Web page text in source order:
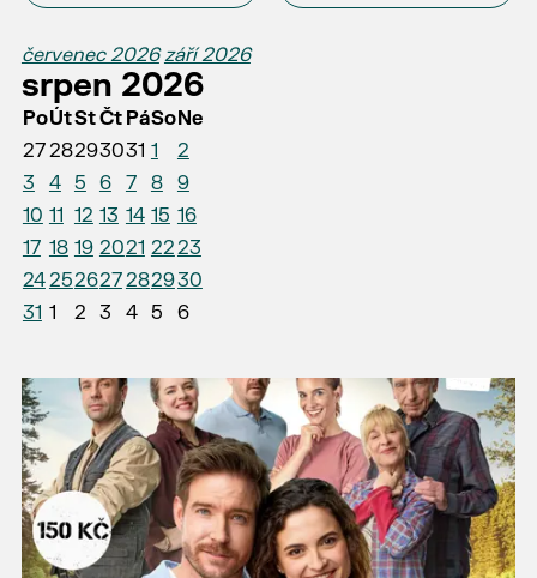
červenec 2026 září 2026
srpen 2026
PoÚtStČt PáSoNe
2728293031 1
2
3
4 5 6 7 8
9
10 11 12 13 14 15 16
17 18 19 2021 2223
24252627282930
31 1 2 3 4 5 6